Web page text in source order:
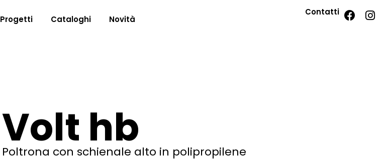
Progetti Cataloghi Novità
Contatti
Volt hb
Poltrona con schienale alto in polipropilene